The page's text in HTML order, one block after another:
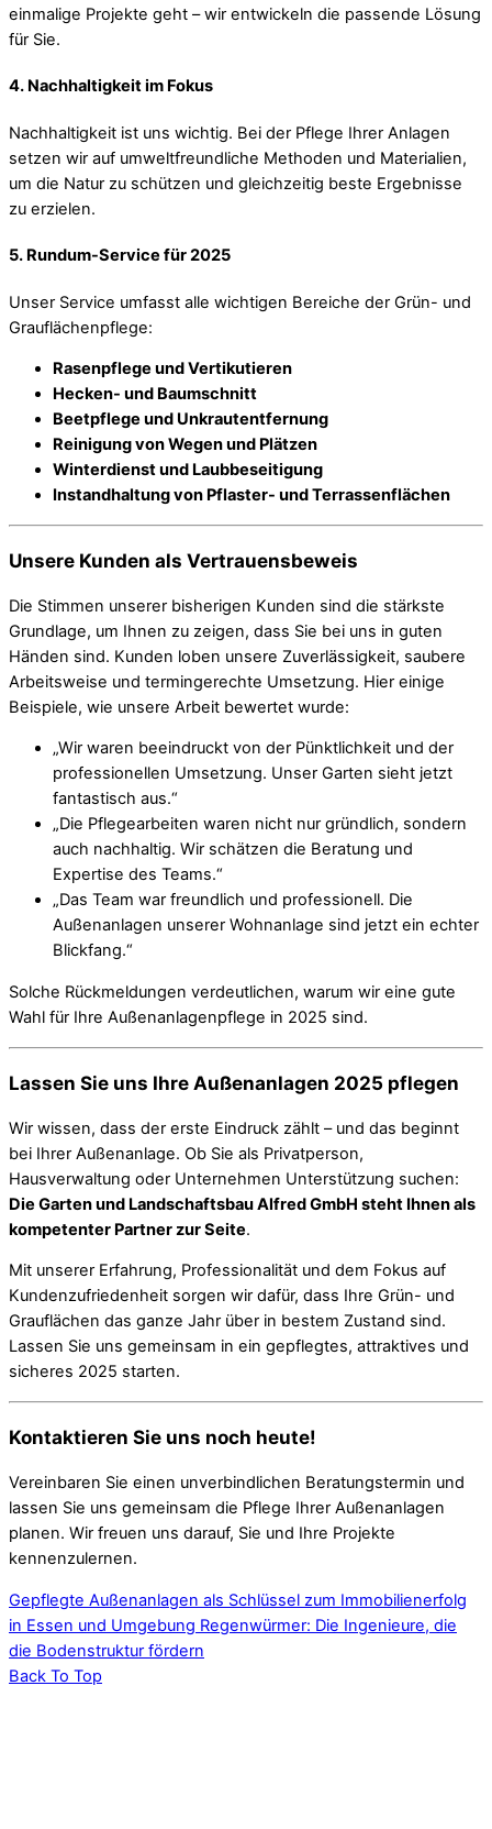
einmalige Projekte geht – wir entwickeln die passende Lösung
für Sie.
4. Nachhaltigkeit im Fokus
Nachhaltigkeit ist uns wichtig. Bei der Pflege Ihrer Anlagen
setzen wir auf umweltfreundliche Methoden und Materialien,
um die Natur zu schützen und gleichzeitig beste Ergebnisse
zu erzielen.
5. Rundum-Service für 2025
Unser Service umfasst alle wichtigen Bereiche der Grün- und
Grauflächenpflege:
Rasenpflege und Vertikutieren
Hecken- und Baumschnitt
Beetpflege und Unkrautentfernung
Reinigung von Wegen und Plätzen
Winterdienst und Laubbeseitigung
Instandhaltung von Pflaster- und Terrassenflächen
Unsere Kunden als Vertrauensbeweis
Die Stimmen unserer bisherigen Kunden sind die stärkste
Grundlage, um Ihnen zu zeigen, dass Sie bei uns in guten
Händen sind. Kunden loben unsere Zuverlässigkeit, saubere
Arbeitsweise und termingerechte Umsetzung. Hier einige
Beispiele, wie unsere Arbeit bewertet wurde:
„Wir waren beeindruckt von der Pünktlichkeit und der
professionellen Umsetzung. Unser Garten sieht jetzt
fantastisch aus.“
„Die Pflegearbeiten waren nicht nur gründlich, sondern
auch nachhaltig. Wir schätzen die Beratung und
Expertise des Teams.“
„Das Team war freundlich und professionell. Die
Außenanlagen unserer Wohnanlage sind jetzt ein echter
Blickfang.“
Solche Rückmeldungen verdeutlichen, warum wir eine gute
Wahl für Ihre Außenanlagenpflege in 2025 sind.
Lassen Sie uns Ihre Außenanlagen 2025 pflegen
Wir wissen, dass der erste Eindruck zählt – und das beginnt
bei Ihrer Außenanlage. Ob Sie als Privatperson,
Hausverwaltung oder Unternehmen Unterstützung suchen:
Die Garten und Landschaftsbau Alfred GmbH steht Ihnen als
kompetenter Partner zur Seite.
Mit unserer Erfahrung, Professionalität und dem Fokus auf
Kundenzufriedenheit sorgen wir dafür, dass Ihre Grün- und
Grauflächen das ganze Jahr über in bestem Zustand sind.
Lassen Sie uns gemeinsam in ein gepflegtes, attraktives und
sicheres 2025 starten.
Kontaktieren Sie uns noch heute!
Vereinbaren Sie einen unverbindlichen Beratungstermin und
lassen Sie uns gemeinsam die Pflege Ihrer Außenanlagen
planen. Wir freuen uns darauf, Sie und Ihre Projekte
kennenzulernen.
Gepflegte Außenanlagen als Schlüssel zum Immobilienerfolg
in Essen und Umgebung Regenwürmer: Die Ingenieure, die
die Bodenstruktur fördern
Back To Top